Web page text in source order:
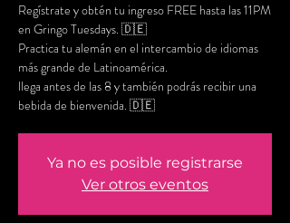
Regístrate y obtén tu ingreso FREE hasta las 11PM
en Gringo Tuesdays. 🇩🇪
Practica tu alemán en el intercambio de idiomas
más grande de Latinoamérica.
llega antes de las 8 y también podrás recibir una
bebida de bienvenida. 🇩🇪
Ya no es posible registrarse
Ver otros eventos